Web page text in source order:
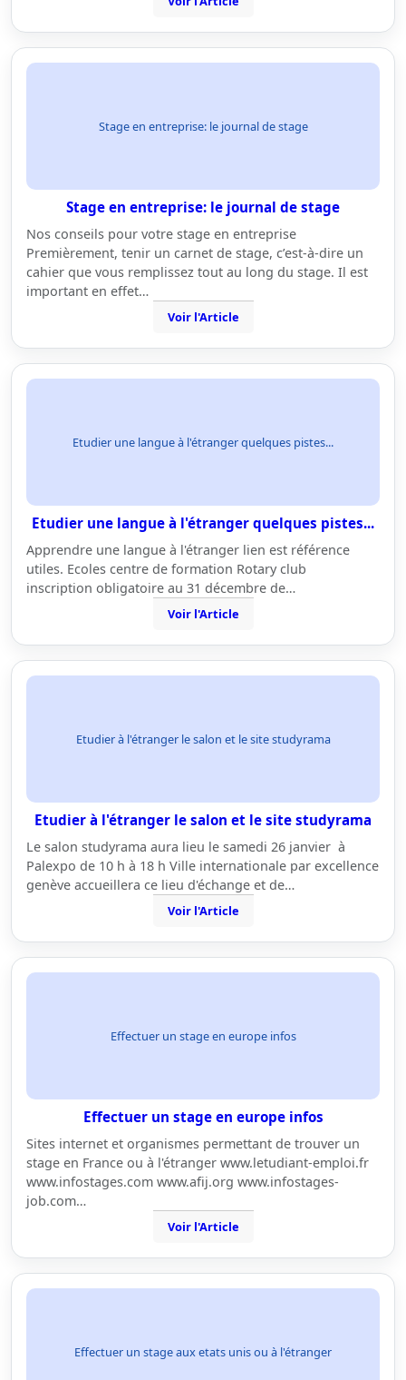
Stage en entreprise: le journal de stage
Stage en entreprise: le journal de stage
Nos conseils pour votre stage en entreprise
Premièrement, tenir un carnet de stage, c’est-à-dire un
cahier que vous remplissez tout au long du stage. Il est
important en effet…
Voir l'Article
Etudier une langue à l'étranger quelques pistes...
Etudier une langue à l'étranger quelques pistes...
Apprendre une langue à l'étranger lien est référence
utiles. Ecoles centre de formation Rotary club
inscription obligatoire au 31 décembre de…
Voir l'Article
Etudier à l'étranger le salon et le site studyrama
Etudier à l'étranger le salon et le site studyrama
Le salon studyrama aura lieu le samedi 26 janvier à
Palexpo de 10 h à 18 h Ville internationale par excellence
genève accueillera ce lieu d'échange et de…
Voir l'Article
Effectuer un stage en europe infos
Effectuer un stage en europe infos
Sites internet et organismes permettant de trouver un
stage en France ou à l'étranger www.letudiant-emploi.fr
www.infostages.com www.afij.org www.infostages-
job.com…
Voir l'Article
Effectuer un stage aux etats unis ou à l'étranger